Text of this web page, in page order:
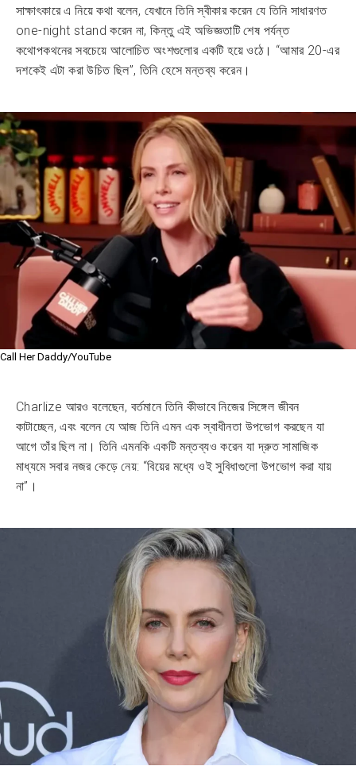
সাক্ষাৎকারে এ নিয়ে কথা বলেন, যেখানে তিনি স্বীকার করেন যে তিনি সাধারণত
one-night stand করেন না, কিন্তু এই অভিজ্ঞতাটি শেষ পর্যন্ত
কথোপকথনের সবচেয়ে আলোচিত অংশগুলোর একটি হয়ে ওঠে। “আমার 20-এর
দশকেই এটা করা উচিত ছিল”, তিনি হেসে মন্তব্য করেন।
Call Her Daddy/YouTube
Charlize আরও বলেছেন, বর্তমানে তিনি কীভাবে নিজের সিঙ্গেল জীবন
কাটাচ্ছেন, এবং বলেন যে আজ তিনি এমন এক স্বাধীনতা উপভোগ করছেন যা
আগে তাঁর ছিল না। তিনি এমনকি একটি মন্তব্যও করেন যা দ্রুত সামাজিক
মাধ্যমে সবার নজর কেড়ে নেয়: “বিয়ের মধ্যে ওই সুবিধাগুলো উপভোগ করা যায়
না”।